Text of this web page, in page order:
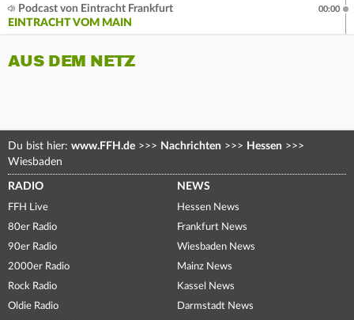
Podcast von Eintracht Frankfurt
EINTRACHT VOM MAIN
00:00
AUS DEM NETZ
Du bist hier: www.FFH.de >>> Nachrichten >>> Hessen >>>
Wiesbaden
RADIO
FFH Live
80er Radio
90er Radio
2000er Radio
Rock Radio
Oldie Radio
NEWS
Hessen News
Frankfurt News
Wiesbaden News
Mainz News
Kassel News
Darmstadt News